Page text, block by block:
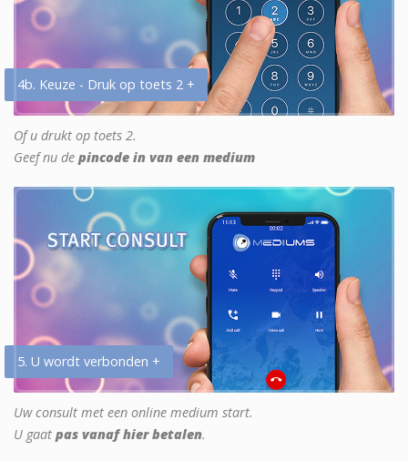
4b. Keuze - Druk op toets 2 +
Of u drukt op toets 2.
Geef nu de pincode in van een medium
5. U wordt verbonden +
Uw consult met een online medium start.
U gaat pas vanaf hier betalen.